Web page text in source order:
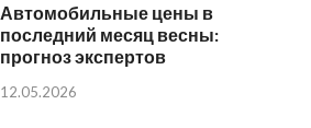
Автомобильные цены в
последний месяц весны:
прогноз экспертов
12.05.2026